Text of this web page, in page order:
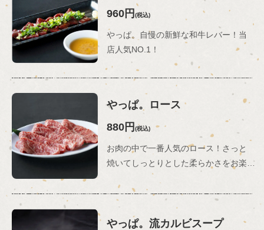
960円(税込)
やっぱ。自慢の新鮮な和牛レバー！当
店人気NO.1！
やっぱ。ロース
880円(税込)
お肉の中で一番人気のロース！さっと
焼いてしっとりとした柔らかさをお楽しみください。
やっぱ。流カルビスープ